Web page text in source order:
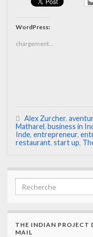
WordPress:
chargement…
Alex Zurcher,
Matharel, business in
Inde, entrepreneur,
restaurant, start up,
THE INDIAN PROJECT
MAIL